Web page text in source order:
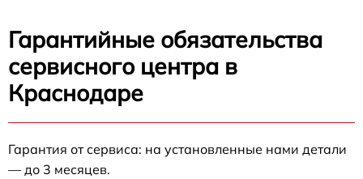
Гарантийные обязательства
сервисного центра в
Краснодаре
Гарантия от сервиса: на установленные нами детали
— до 3 месяцев.